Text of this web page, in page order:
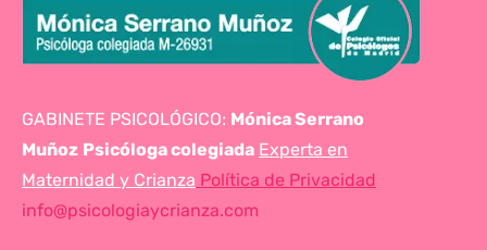
GABINETE PSICOLÓGICO: Mónica Serrano
Muñoz Psicóloga colegiada Experta en
Maternidad y Crianza Política de Privacidad
info@psicologiaycrianza.com